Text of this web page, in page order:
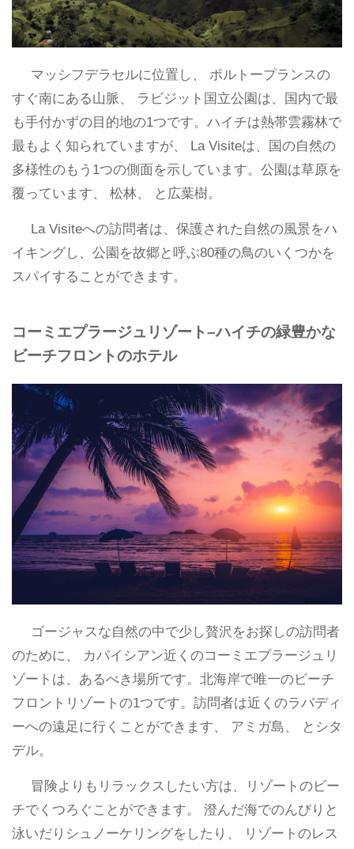
マッシフデラセルに位置し、 ポルトープランスの
すぐ南にある山脈、 ラビジット国立公園は、国内で最
も手付かずの目的地の1つです。ハイチは熱帯雲霧林で
最もよく知られていますが、 La Visiteは、国の自然の
多様性のもう1つの側面を示しています。公園は草原を
覆っています、 松林、 と広葉樹。
La Visiteへの訪問者は、保護された自然の風景をハ
イキングし、公園を故郷と呼ぶ80種の鳥のいくつかを
スパイすることができます。
コーミエプラージュリゾート–ハイチの緑豊かな
ビーチフロントのホテル
ゴージャスな自然の中で少し贅沢をお探しの訪問者
のために、 カパイシアン近くのコーミエプラージュリ
ゾートは、あるべき場所です。北海岸で唯一のビーチ
フロントリゾートの1つです。訪問者は近くのラバディ
ーへの遠足に行くことができます、 アミガ島、 とシタ
デル。
冒険よりもリラックスしたい方は、リゾートのビー
チでくつろぐことができます。 澄んだ海でのんびりと
泳いだりシュノーケリングをしたり、 リゾートのレス